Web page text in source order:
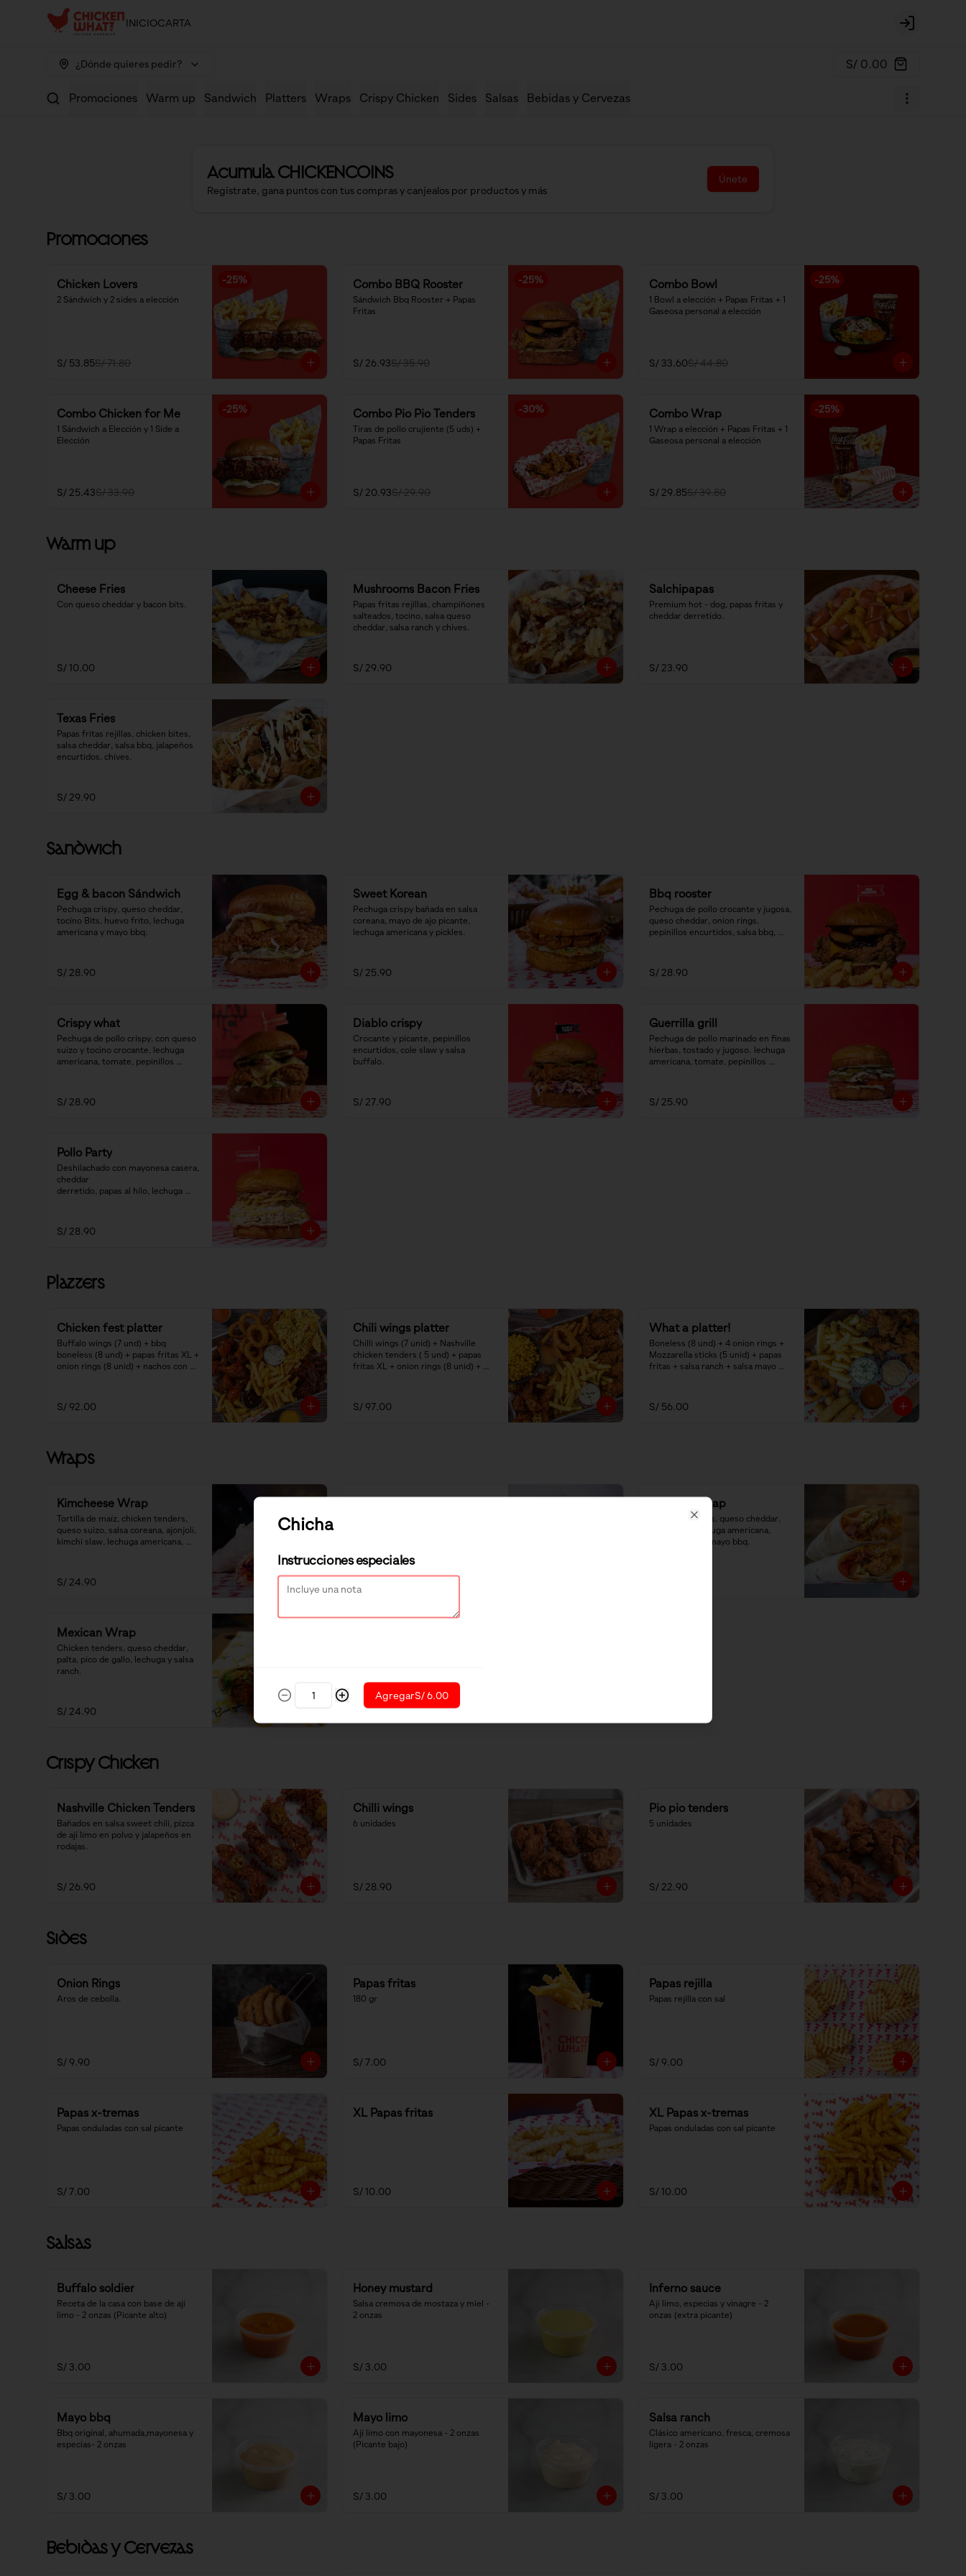
INICIOCARTA Login
¿Dónde quieres pedir? S/ 0.00
Promociones Warm up Sandwich Platters Wraps Crispy Chicken Sides Salsas Bebidas y Cervezas
AcumulaCHICKENCOINS
Regístrate, gana puntos con tus compras y canjealos por productos y más
Únete
Promociones
-25%
Chicken Lovers
2 Sándwich y 2 sides a elección
S/ 53.85S/ 71.80
-25%
Combo BBQ Rooster
Sándwich Bbq Rooster + Papas
Fritas
S/ 26.93S/ 35.90
-25%
Combo Bowl
1 Bowl a elección + Papas Fritas + 1
Gaseosa personal a elección
S/ 33.60S/ 44.80
-25%
Combo Chicken for Me
1 Sándwich a Elección y 1 Side a
Elección
S/ 25.43S/ 33.90
-30%
Combo Pio Pio Tenders
Tiras de pollo crujiente (5 uds) +
Papas Fritas
S/ 20.93S/ 29.90
-25%
Combo Wrap
1 Wrap a elección + Papas Fritas + 1
Gaseosa personal a elección
S/ 29.85S/ 39.80
Warm up
Cheese Fries
Con queso cheddar y bacon bits.
S/ 10.00
Mushrooms Bacon Fries
Papas fritas rejillas, champiñones
salteados, tocino, salsa queso
cheddar, salsa ranch y chives.
S/ 29.90
Salchipapas
Premium hot - dog, papas fritas y
cheddar derretido.
S/ 23.90
Texas Fries
Papas fritas rejillas, chicken bites,
salsa cheddar, salsa bbq, jalapeños
encurtidos, chives.
S/ 29.90
Sandwich
Egg & bacon Sándwich
Pechuga crispy, queso cheddar,
tocino Bits, huevo frito, lechuga
americana y mayo bbq.
S/ 28.90
Sweet Korean
Pechuga crispy bañada en salsa
coreana, mayo de ajo picante,
lechuga americana y pickles.
S/ 25.90
Bbq rooster
Pechuga de pollo crocante y jugosa,
queso cheddar, onion rings,
pepinillos encurtidos, salsa bbq,
S/ 28.90
Crispy what
Pechuga de pollo crispy, con queso
suizo y tocino crocante, lechuga
americana, tomate, pepinillos
S/ 28.90
Diablo crispy
Crocante y picante, pepinillos
encurtidos, cole slaw y salsa
buffalo.
S/ 27.90
Guerrilla grill
Pechuga de pollo marinado en finas
hierbas, tostado y jugoso. lechuga
americana, tomate, pepinillos
S/ 25.90
Pollo Party
Deshilachado con mayonesa casera,
cheddar
derretido, papas al hilo, lechuga
S/ 28.90
Platters
Chicken fest platter
Buffalo wings (7 und) + bbq
boneless (8 und) + papas fritas XL +
onion rings (8 unid) + nachos con
S/ 92.00
Chili wings platter
Chilli wings (7 unid) + Nashville
chicken tenders ( 5 und) + papas
fritas XL + onion rings (8 unid) +
S/ 97.00
What a platter!
Boneless (8 und) + 4 onion rings +
Mozzarella sticks (5 unid) + papas
fritas + salsa ranch + salsa mayo
S/ 56.00
Wraps
Kimcheese Wrap
Tortilla de maíz, chicken tenders,
queso suizo, salsa coreana, ajonjolí,
kimchi slaw, lechuga americana,
S/ 24.90
Chicken Wrap
Chicken tenders, queso cheddar,
bacon bits, lechuga americana,
tomate y salsa mayo bbq.
Mexican Wrap
Chicken tenders, queso cheddar,
palta, pico de gallo, lechuga y salsa
ranch.
S/ 24.90
Crispy Chicken
Nashville Chicken Tenders
Bañados en salsa sweet chili, pizca
de ají limo en polvo y jalapeños en
rodajas.
S/ 26.90
Chilli wings
6 unidades
S/ 28.90
Pio pio tenders
5 unidades
S/ 22.90
Sides
Onion Rings
Aros de cebolla.
S/ 9.90
Papas fritas
180 gr
S/ 7.00
Papas rejilla
Papas rejilla con sal
S/ 9.00
Papas x-tremas
Papas onduladas con sal picante
S/ 7.00
XL Papas fritas
S/ 10.00
XL Papas x-tremas
Papas onduladas con sal picante
S/ 10.00
Salsas
Buffalo soldier
Receta de la casa con base de ají
limo - 2 onzas (Picante alto)
S/ 3.00
Honey mustard
Salsa cremosa de mostaza y miel -
2 onzas
S/ 3.00
Inferno sauce
Ají limo, especias y vinagre - 2
onzas (extra picante)
S/ 3.00
Mayo bbq
Bbq original, ahumada,mayonesa y
especias- 2 onzas
S/ 3.00
Mayo limo
Ají limo con mayonesa - 2 onzas
(Picante bajo)
S/ 3.00
Salsa ranch
Clásico americano, fresca, cremosa
ligera - 2 onzas
S/ 3.00
Bebidas y Cervezas
Chicha
Instrucciones especiales
AgregarS/ 6.00
Close